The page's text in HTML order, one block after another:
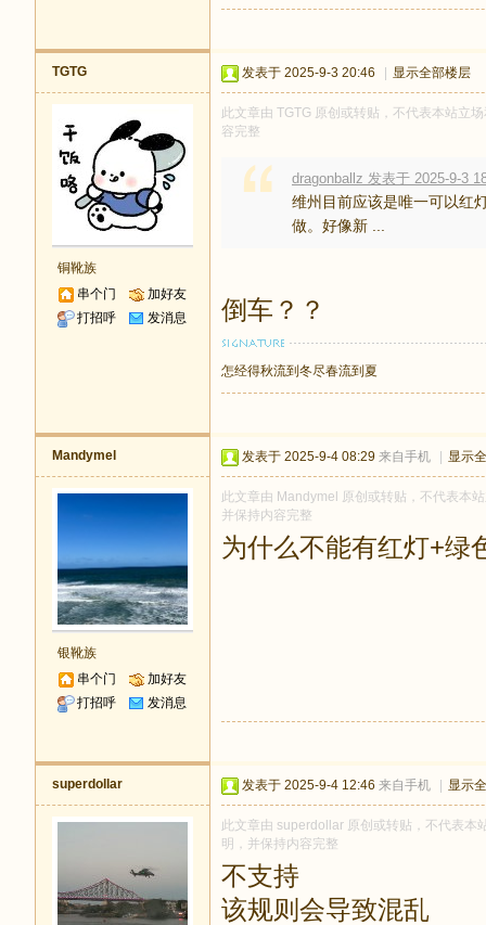
TGTG
铜靴族
串个门
加好友
打招呼
发消息
发表于 2025-9-3 20:46 显示全部楼层
此文章由 TGTG 原创或转贴，不代表本站立
容完整
dragonballz 发表于 2025-9-3
维州目前应该是唯一可以红
做。好像新 ...
倒车？？
怎经得秋流到冬尽春流到夏
Mandymel
银靴族
串个门
加好友
打招呼
发消息
发表于 2025-9-4 08:29 来自手机 显示
此文章由 Mandymel 原创或转贴，不代表本
并保持内容完整
为什么不能有红灯+绿
superdollar 发表于 2025-9-4 12:46 来自手机 显示
此文章由 superdollar 原创或转贴，不代表本
明，并保持内容完整
不支持
该规则会导致混乱